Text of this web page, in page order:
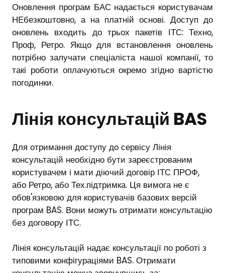
Оновлення програм БАС надається користувачам
НЕбезкоштовно, а на платній основі. Доступ до
оновлень входить до трьох пакетів ІТС: Техно,
Проф, Ретро. Якщо для встановлення оновлень
потрібно залучати спеціаліста нашої компанії, то
такі роботи оплачуються окремо згідно вартістю
погодинки.
Лінія консультацій BAS
Для отримання доступу до сервісу Лінія
консультацій необхідно бути зареєстрованим
користувачем і мати діючий договір ІТС ПРОФ,
або Ретро, або Тех.підтримка. Ця вимога не є
обов'язковою для користувачів базових версій
програм BAS. Вони можуть отримати консультацію
без договору ІТС.
Лінія консультацій надає консультації по роботі з
типовими конфігураціями BAS. Отримати